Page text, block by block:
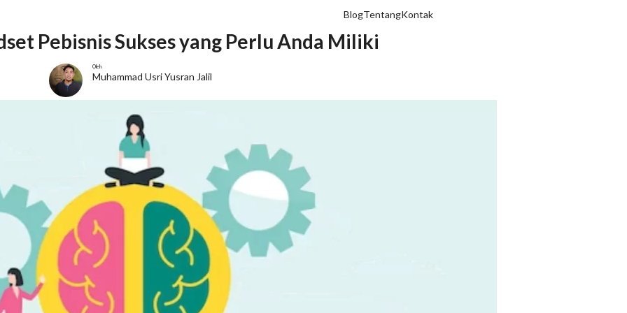
BlogTentangKontak
Pebisnis Sukses yang Perlu Anda Miliki
Oleh
Muhammad Usri Yusran Jalil